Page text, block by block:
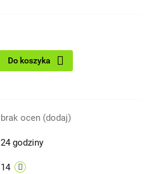
Do koszyka
brak ocen (dodaj)
24 godziny
14